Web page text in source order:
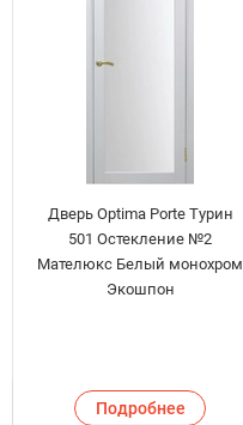
Дверь Optima Porte Турин
501 Остекление №2
Мателюкс Белый монохром
Экошпон
Подробнее